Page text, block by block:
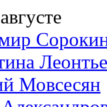
Мовсесян